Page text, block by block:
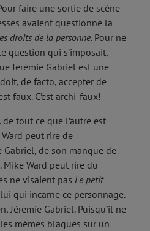
faire une sortie de scène
avaient questionné la
droits de la personne. Pour ne
question qui s’imposait,
Jérémie Gabriel est une
de facto, accepter de
faux. C’est archi-faux!
tout ce que l’autre est
peut rire de
Gabriel, de son manque de
Ward peut rire du
ne visaient pas Le petit
qui incarne ce personnage.
Jérémie Gabriel. Puisqu’il ne
mêmes blagues sur un